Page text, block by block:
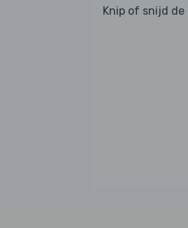
Knip of snijd de